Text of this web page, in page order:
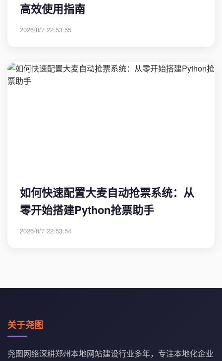
高效使用指南
2026/8/7 22:53:55
如何快速配置大麦自动抢票系统：从
零开始搭建Python抢票助手
2026/8/7 22:53:54
关于尧图
尧图网络深耕郑州本地网站建设行业多年，专注本地化企业